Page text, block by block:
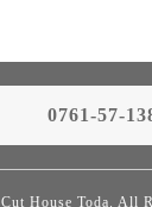
0761-57-
Cut House Toda. All